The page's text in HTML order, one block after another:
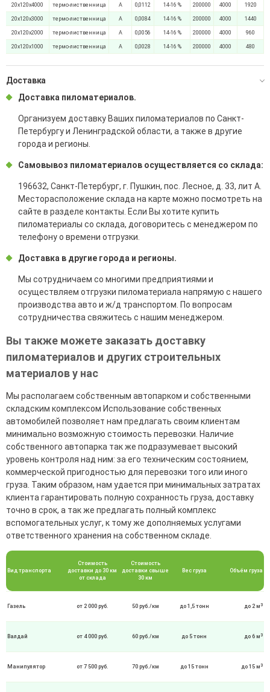
20х120х4000 термо-лиственница А 0,0112 14-16 % 200000 4000 1920
20х120х3000 термо-лиственница А 0,0084 14-16 % 200000 4000 1440
20х120х2000 термо-лиственница А 0,0056 14-16 % 200000 4000 960
20х120х1000 термо-лиственница А 0,0028 14-16 % 200000 4000 480
Доставка
Доставка пиломатериалов.
Организуем доставку Ваших пиломатериалов по Санкт-
Петербургу и Ленинградской области, а также в другие
города и регионы.
Самовывоз пиломатериалов осуществляется со склада:
196632, Санкт-Петербург, г. Пушкин, пос. Лесное, д. 33, лит А.
Месторасположение склада на карте можно посмотреть на
сайте в разделе контакты. Если Вы хотите купить
пиломатериалы со склада, договоритесь с менеджером по
телефону о времени отгрузки.
Доставка в другие города и регионы.
Мы сотрудничаем со многими предприятиями и
осуществляем отгрузки пиломатериала напрямую с нашего
производства авто и ж/д транспортом. По вопросам
сотрудничества свяжитесь с нашим менеджером.
Вы также можете заказать доставку
пиломатериалов и других строительных
материалов у нас
Мы располагаем собственным автопарком и собственными
складским комплексом Использование собственных
автомобилей позволяет нам предлагать своим клиентам
минимально возможную стоимость перевозки. Наличие
собственного автопарка так же подразумевает высокий
уровень контроля над ним: за его техническим состоянием,
коммерческой пригодностью для перевозки того или иного
груза. Таким образом, нам удается при минимальных затратах
клиента гарантировать полную сохранность груза, доставку
точно в срок, а так же предлагать полный комплекс
вспомогательных услуг, к тому же дополняемых услугами
ответственного хранения на собственном складе.
Вид транспорта
Стоимость
доставки до 30 км
от склада
Стоимость
доставки свыше
30 км
Вес груза Объём груза
Газель от 2 000 руб. 50 руб./км до 1,5 тонн до 2 м3
Валдай от 4 000 руб. 60 руб./км до 5 тонн до 6 м3
Манипулятор от 7 500 руб. 70 руб./км до 15 тонн до 15 м3